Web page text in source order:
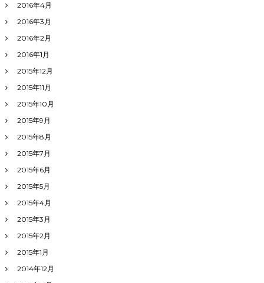
2016年4月
2016年3月
2016年2月
2016年1月
2015年12月
2015年11月
2015年10月
2015年9月
2015年8月
2015年7月
2015年6月
2015年5月
2015年4月
2015年3月
2015年2月
2015年1月
2014年12月